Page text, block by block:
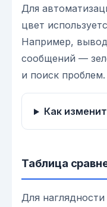
Для
цвет
Например,
сообщений —
и поиск проблем.
Как
Таблица
Для